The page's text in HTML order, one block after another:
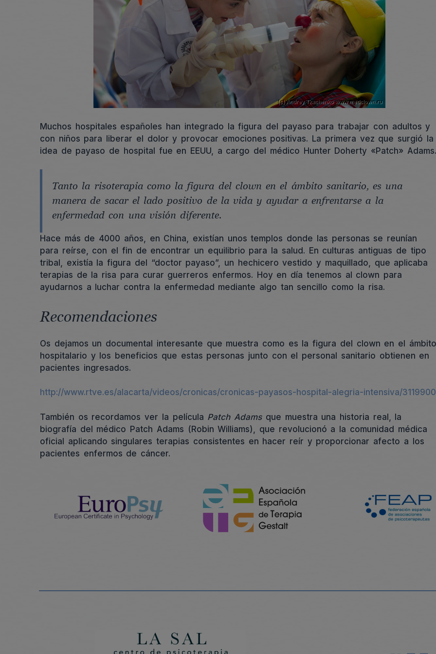
Muchos hospitales españoles han integrado la figura del payaso para trabajar con adultos y
con niños para liberar el dolor y provocar emociones positivas. La primera vez que surgió la
idea de payaso de hospital fue en EEUU, a cargo del médico Hunter Doherty «Patch» Adams.
Tanto la risoterapia como la figura del clown en el ámbito sanitario, es una
manera de sacar el lado positivo de la vida y ayudar a enfrentarse a la
enfermedad con una visión diferente.
Hace más de 4000 años, en China, existían unos templos donde las personas se reunían
para reírse, con el fin de encontrar un equilibrio para la salud. En culturas antiguas de tipo
tribal, existía la figura del “doctor payaso”, un hechicero vestido y maquillado, que aplicaba
terapias de la risa para curar guerreros enfermos. Hoy en día tenemos al clown para
ayudarnos a luchar contra la enfermedad mediante algo tan sencillo como la risa.
Recomendaciones
Os dejamos un documental interesante que muestra como es la figura del clown en el ámbito
hospitalario y los beneficios que estas personas junto con el personal sanitario obtienen en
pacientes ingresados.
http://www.rtve.es/alacarta/videos/cronicas/cronicas-payasos-hospital-alegria-intensiva/
También os recordamos ver la película Patch Adamsque muestra una historia real, la
biografía del médico Patch Adams (Robin Williams), que revolucionó a la comunidad médica
oficial aplicando singulares terapias consistentes en hacer reír y proporcionar afecto a los
pacientes enfermos de cáncer.